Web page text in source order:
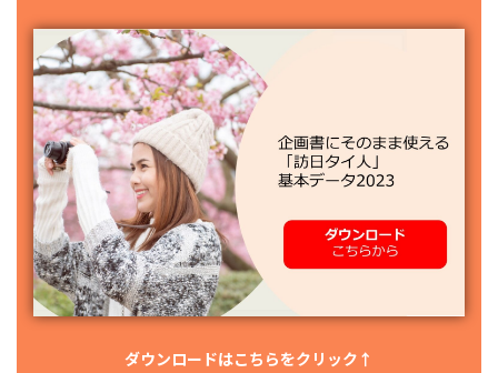
ダウンロードはこちらをクリック↑